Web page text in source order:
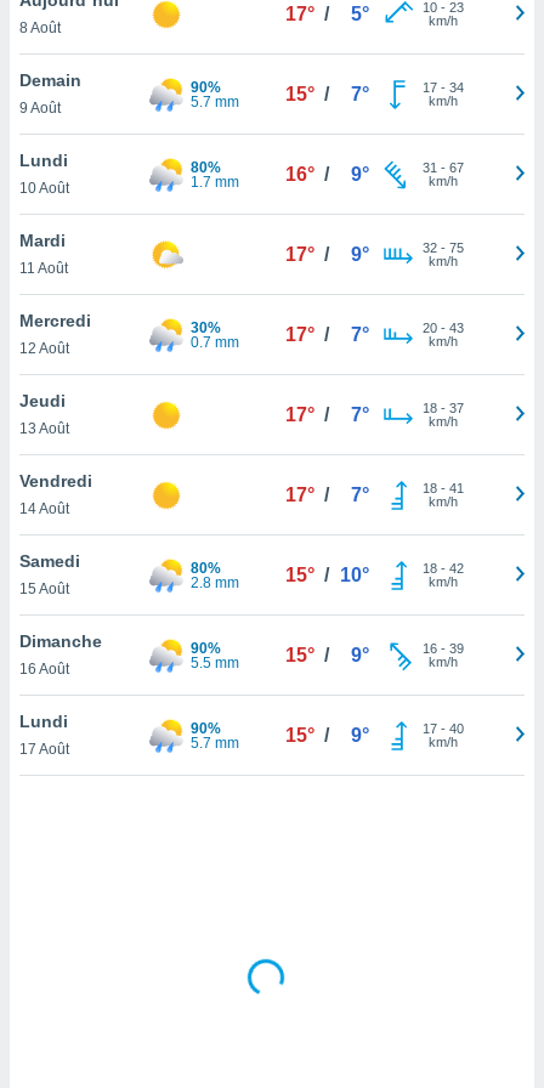
et
»,
au
vous
qu'ils
ou
le
ainsi
un
la
du
en
de
8 Août
17° / 5° 10- 23
km/h
Demain
9 Août
90%
5.7 mm
15° / 7° 17- 34
km/h
Lundi
10 Août
80%
1.7 mm
16° / 9° 31 - 67
km/h
Mardi
11 Août
17° / 9° 32- 75
km/h
Mercredi
12 Août
30%
0.7 mm
17° / 7° 20- 43
km/h
Jeudi
13 Août
17° / 7° 18- 37
km/h
Vendredi
14 Août
17° / 7° 18- 41
km/h
Samedi
15 Août
80%
2.8 mm
15° / 10° 18- 42
km/h
Dimanche
16 Août
90%
5.5 mm
15° / 9° 16- 39
km/h
Lundi
17 Août
90%
5.7 mm
15° / 9° 17- 40
km/h